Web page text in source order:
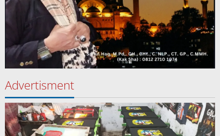
Advertisment